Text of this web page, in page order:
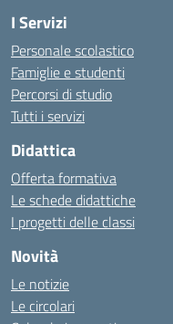
I Servizi
Personale scolastico
Famiglie e studenti
Percorsi di studio
Tutti i servizi
Didattica
Offerta formativa
Le schede didattiche
I progetti delle classi
Novità
Le notizie
Le circolari